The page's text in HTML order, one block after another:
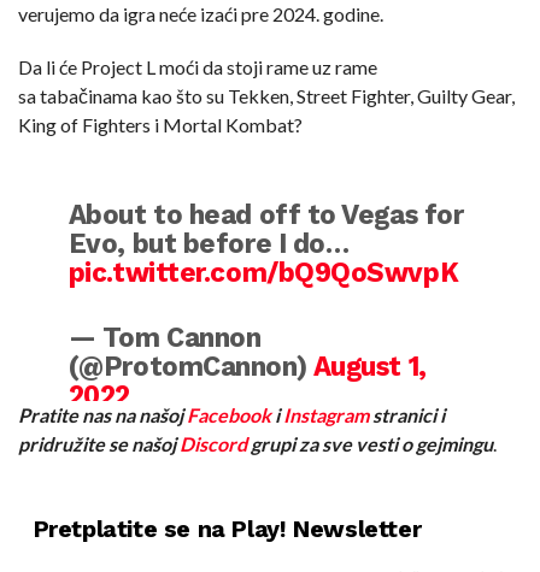
verujemo da igra neće izaći pre 2024. godine.
Da li će Project L moći da stoji rame uz rame
sa tabačinama kao što su Tekken, Street Fighter, Guilty Gear,
King of Fighters i Mortal Kombat?
About to head off to Vegas for
Evo, but before I do…
pic.twitter.com/bQ9QoSwvpK
— Tom Cannon
(@ProtomCannon) August 1,
2022
Pratite nas na našojFacebookiInstagramstranici i
pridružite se našojDiscordgrupi za sve vesti o gejmingu.
Pretplatite se na Play! Newsletter